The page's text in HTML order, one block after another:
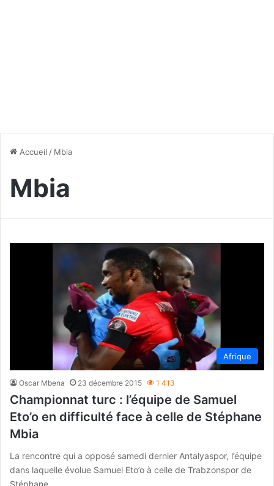
Accueil / Mbia
Mbia
Afrique
Oscar Mbena 23 décembre 2015 1 413
Championnat turc : l’équipe de Samuel
Eto’o en difficulté face à celle de Stéphane
Mbia
La rencontre qui a opposé samedi dernier Antalyaspor, l’équipe
dans laquelle évolue Samuel Eto’o à celle de Trabzonspor de
Stéphane…